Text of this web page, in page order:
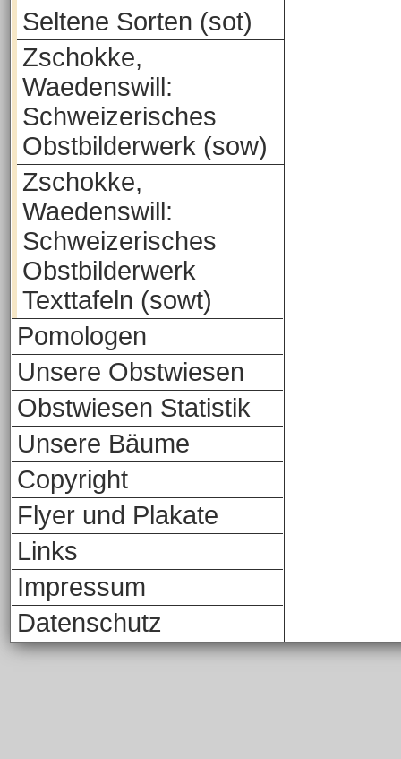
Seltene Sorten (sot)
Zschokke,
Waedenswill:
Schweizerisches
Obstbilderwerk (sow)
Zschokke,
Waedenswill:
Schweizerisches
Obstbilderwerk
Texttafeln (sowt)
Pomologen
Unsere Obstwiesen
Obstwiesen Statistik
Unsere Bäume
Copyright
Flyer und Plakate
Links
Impressum
Datenschutz